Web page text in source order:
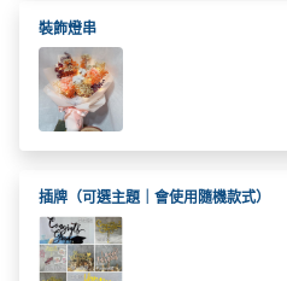
會
及
拍
拖
餐
B
B
裝飾燈串
插牌（可選主題｜會使用隨機款式）